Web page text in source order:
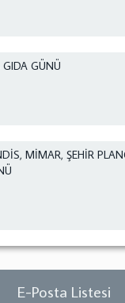
GÜNÜ
MİMAR, ŞEHİR
E-Posta Listesi